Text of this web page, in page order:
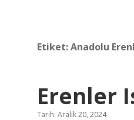
Etiket:Anadolu
Erenler
Tarih: Aralık 20, 2024